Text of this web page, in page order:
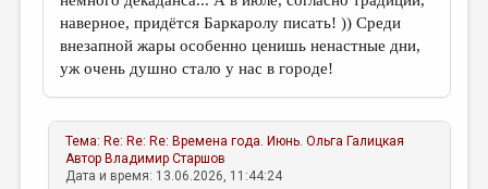
наверное, придётся Баркаролу писать! )) Среди
внезапной жары особенно ценишь ненастные дни,
уж очень душно стало у нас в городе!
Тема: Re: Re: Re: Времена года. Июнь. Ольга Галицкая
Автор Владимир Старшов
Дата и время: 13.06.2026, 11:44:24